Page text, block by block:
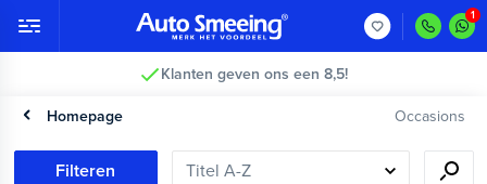
2 jaar garantie >
Homepage Occasions
Filteren